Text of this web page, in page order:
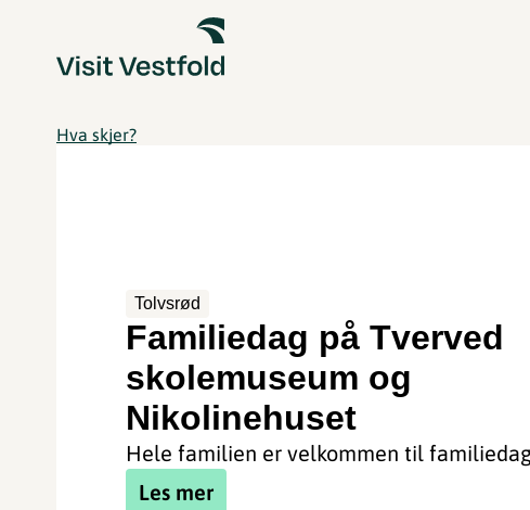
Hva skjer?
Tolvsrød
Familiedag på Tverved
skolemuseum og
Nikolinehuset
Hele familien er velkommen til
Les mer